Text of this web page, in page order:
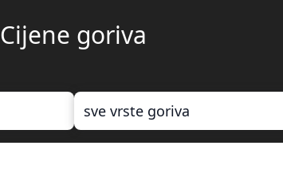
Cijene goriva
sve vrste goriva